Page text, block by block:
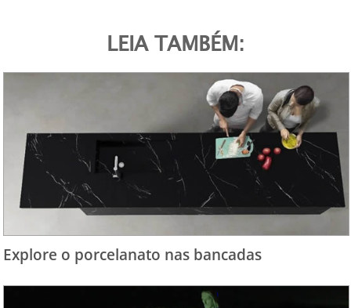
LEIA TAMBÉM:
Explore o porcelanato nas bancadas